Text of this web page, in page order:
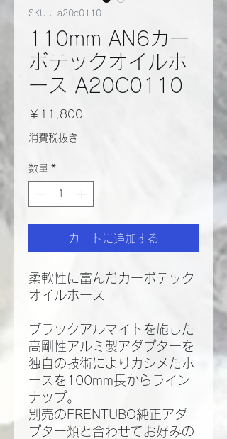
SKU： a20c0110
110mm AN6カー
ボテックオイルホ
ース A20C0110
￥11,800
消費税抜き
数量 *
カートに追加する
柔軟性に富んだカーボテック
オイルホース
ブラックアルマイトを施した
高剛性アルミ製アダプターを
独自の技術によりカシメたホ
ースを100mm長からライン
ナップ。
別売のFRENTUBO純正アダ
プター類と合わせてお好みの